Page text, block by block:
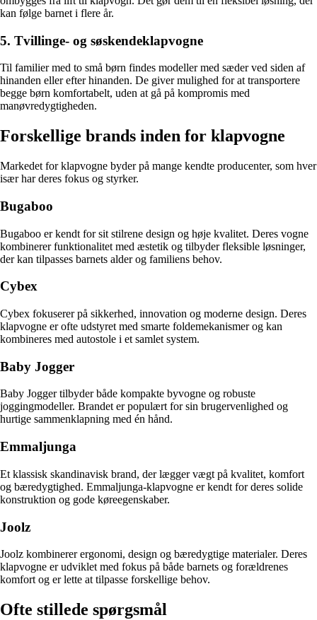
kan følge barnet i flere år.
5. Tvillinge- og søskendeklapvogne
Til familier med to små børn findes modeller med sæder ved siden af
hinanden eller efter hinanden. De giver mulighed for at transportere
begge børn komfortabelt, uden at gå på kompromis med
manøvredygtigheden.
Forskellige brands inden for klapvogne
Markedet for klapvogne byder på mange kendte producenter, som hver
især har deres fokus og styrker.
Bugaboo
Bugaboo er kendt for sit stilrene design og høje kvalitet. Deres vogne
kombinerer funktionalitet med æstetik og tilbyder fleksible løsninger,
der kan tilpasses barnets alder og familiens behov.
Cybex
Cybex fokuserer på sikkerhed, innovation og moderne design. Deres
klapvogne er ofte udstyret med smarte foldemekanismer og kan
kombineres med autostole i et samlet system.
Baby Jogger
Baby Jogger tilbyder både kompakte byvogne og robuste
joggingmodeller. Brandet er populært for sin brugervenlighed og
hurtige sammenklapning med én hånd.
Emmaljunga
Et klassisk skandinavisk brand, der lægger vægt på kvalitet, komfort
og bæredygtighed. Emmaljunga-klapvogne er kendt for deres solide
konstruktion og gode køreegenskaber.
Joolz
Joolz kombinerer ergonomi, design og bæredygtige materialer. Deres
klapvogne er udviklet med fokus på både barnets og forældrenes
komfort og er lette at tilpasse forskellige behov.
Ofte stillede spørgsmål